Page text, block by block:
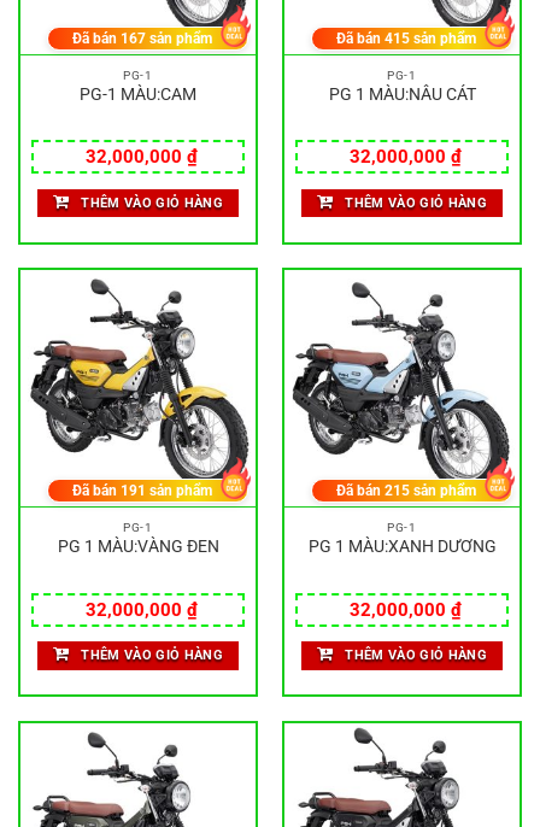
PG-1
PG-1 MÀU:CAM
32,000,000 ₫
Đã bán 167 sản phẩm
THÊM VÀO GIỎ HÀNG
PG-1
PG 1 MÀU:NÂU CÁT
32,000,000 ₫
Đã bán415 sản phẩm
THÊM VÀO GIỎ HÀNG
PG-1
PG 1 MÀU:VÀNG ĐEN
32,000,000 ₫
Đã bán 191 sản phẩm
THÊM VÀO GIỎ HÀNG
PG-1
PG 1 MÀU:XANH DƯƠNG
32,000,000 ₫
Đã bán215 sản phẩm
THÊM VÀO GIỎ HÀNG